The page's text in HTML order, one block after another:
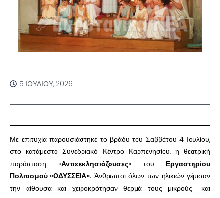
5 ΙΟΥΛΊΟΥ, 2026
Με επιτυχία παρουσιάστηκε το βράδυ του Σαββάτου 4 Ιουλίου,
στο κατάμεστο Συνεδριακό Κέντρο Καρπενησίου, η θεατρική
παράσταση «Αντιεκκλησιάζουσες» του Εργαστηρίου
Πολιτισμού «ΟΔΥΣΣΕΙΑ». Άνθρωποι όλων των ηλικιών γέμισαν
την αίθουσα και χειροκρότησαν θερμά τους μικρούς -και